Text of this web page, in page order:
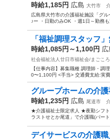
時給1,185円 広島 大竹市
広島県大竹市の介護福祉施設「グ
♪ー ・日勤のみOK ・週1日～勤務
「福祉調理スタッフ
時給1,085円～1,100円 広
社会福祉法人廿日市福祉会/まごこ
【仕事内容】募集職種 調理師・
0〜1,100円 <手当> 交通費支給:実
グループホームの介
時給1,235円 広島 尾道市
★介護福祉士限定求人 ★夜勤シフ
ラストせとか尾道」で介護職(パー
デイサービスの介護職